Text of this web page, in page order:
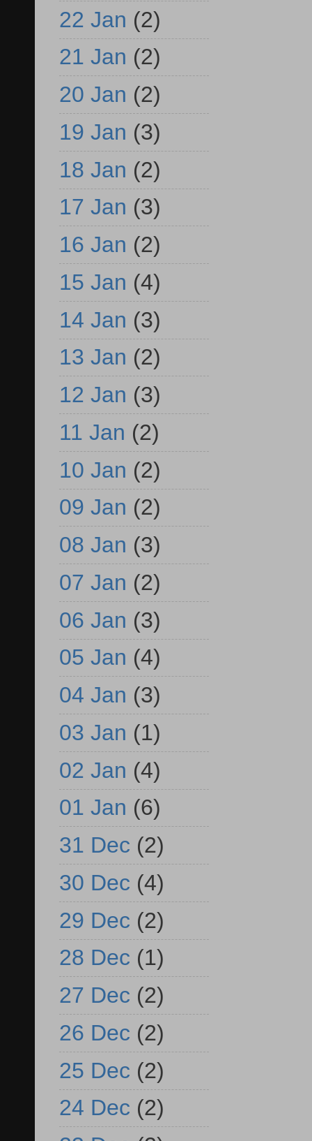
22 Jan (2)
21 Jan (2)
20 Jan (2)
19 Jan (3)
18 Jan (2)
17 Jan (3)
16 Jan (2)
15 Jan (4)
14 Jan (3)
13 Jan (2)
12 Jan (3)
11 Jan (2)
10 Jan (2)
09 Jan (2)
08 Jan (3)
07 Jan (2)
06 Jan (3)
05 Jan (4)
04 Jan (3)
03 Jan (1)
02 Jan (4)
01 Jan (6)
31 Dec (2)
30 Dec (4)
29 Dec (2)
28 Dec (1)
27 Dec (2)
26 Dec (2)
25 Dec (2)
24 Dec (2)